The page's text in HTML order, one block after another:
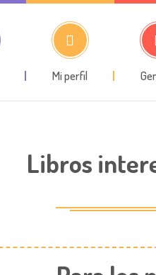
Mi perfil
Libros